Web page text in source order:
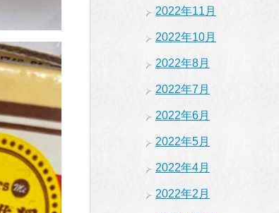
2022年11月
2022年10月
2022年8月
2022年7月
2022年6月
2022年5月
2022年4月
2022年2月